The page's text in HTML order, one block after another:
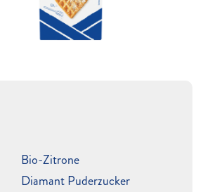
Bio-Zitrone
Diamant Puderzucker